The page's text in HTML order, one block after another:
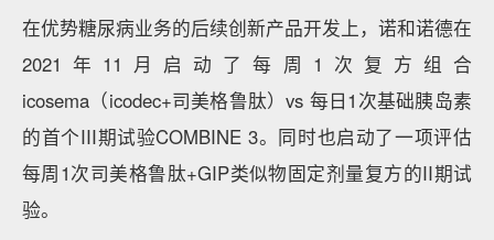
在优势糖尿病业务的后续创新产品开发上，诺和诺德在
2021年11月启动了每周1次复方组合
icosema（icodec+司美格鲁肽）vs 每日1次基础胰岛素
的首个III期试验COMBINE 3。同时也启动了一项评估
每周1次司美格鲁肽+GIP类似物固定剂量复方的II期试
验。